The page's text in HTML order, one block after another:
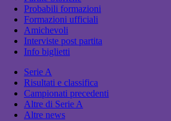
Probabili formazioni
Formazioni ufficiali
Amichevoli
Interviste post partita
Info biglietti
Serie A
Risultati e classifica
Campionati precedenti
Altre di Serie A
Altre news